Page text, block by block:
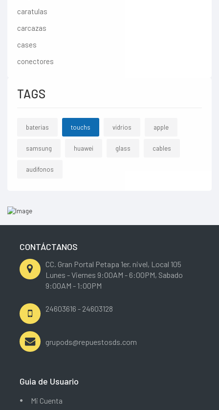
caratulas
carcazas
cases
conectores
TAGS
baterias touchs vidrios apple
samsung huawei glass cables
audifonos
CONTÁCTANOS
CC. Gran Portal Petapa 1er. nivel, Local 105
Lunes - Viernes 9:00AM - 6:00PM, Sabado
9:00AM - 1:00PM
24603616 - 24603128
grupods@repuestosds.com
Guia de Usuario
Mi Cuenta